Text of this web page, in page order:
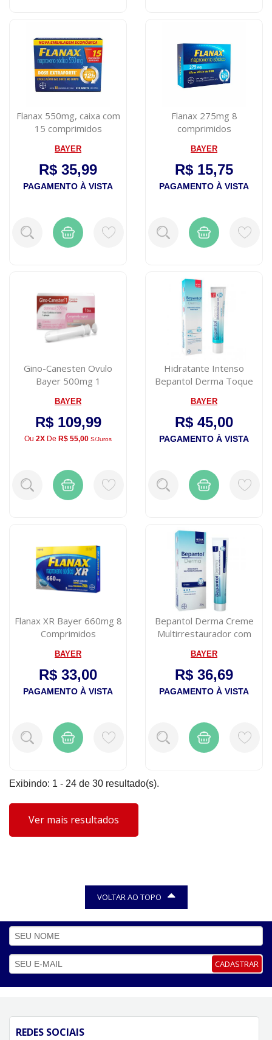
Flanax 550mg, caixa com
15 comprimidos
BAYER
R$ 35,99
PAGAMENTO À VISTA
Flanax 275mg 8
comprimidos
BAYER
R$ 15,75
PAGAMENTO À VISTA
Gino-Canesten Ovulo
Bayer 500mg 1
BAYER
R$ 109,99
Ou 2X De R$ 55,00 S/juros
Hidratante Intenso
Bepantol Derma Toque
BAYER
R$ 45,00
PAGAMENTO À VISTA
Flanax XR Bayer 660mg 8
Comprimidos
BAYER
R$ 33,00
PAGAMENTO À VISTA
Bepantol Derma Creme
Multirrestaurador com
BAYER
R$ 36,69
PAGAMENTO À VISTA
Exibindo: 1 - 24 de 30 resultado(s).
Ver mais resultados
VOLTAR AO TOPO
CADASTRAR
REDES SOCIAIS